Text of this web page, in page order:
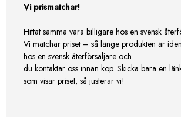
Vi prismatchar!
Hittat samma vara billigare hos en svensk
Vi matchar priset – så länge produkten är
hos en svensk återförsäljare och
du kontaktar oss innan köp. Skicka bara en
som visar priset, så justerar vi!